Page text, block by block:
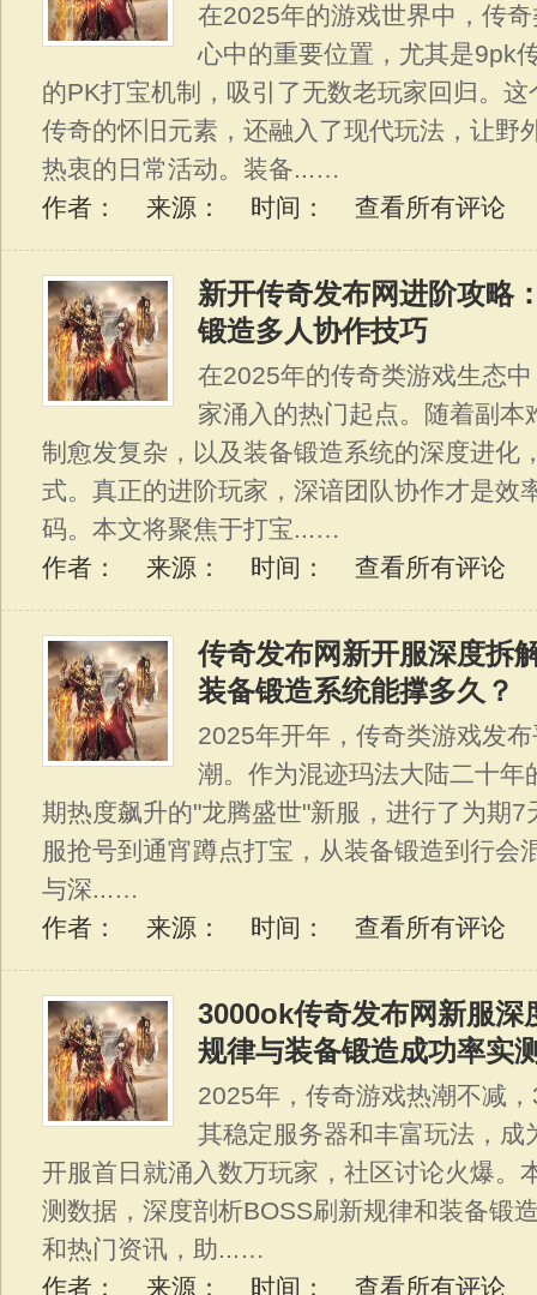
在2025年的游戏世界中，传
心中的重要位置，尤其是9pk
的PK打宝机制，吸引了无数老玩家回归。
传奇的怀旧元素，还融入了现代玩法，让野
热衷的日常活动。装备...…
作者： 来源： 时间： 查看所有评论
新开传奇发布网进阶攻略
锻造多人协作技巧
在2025年的传奇类游戏生态
家涌入的热门起点。随着副
制愈发复杂，以及装备锻造系统的深度进化
式。真正的进阶玩家，深谙团队协作才是效
码。本文将聚焦于打宝...…
作者： 来源： 时间： 查看所有评论
传奇发布网新开服深度拆
装备锻造系统能撑多久？
2025年开年，传奇类游戏发
潮。作为混迹玛法大陆二十年
期热度飙升的"龙腾盛世"新服，进行了为期
服抢号到通宵蹲点打宝，从装备锻造到行会
与深...…
作者： 来源： 时间： 查看所有评论
3000ok传奇发布网新服深
规律与装备锻造成功率实
2025年，传奇游戏热潮不减
其稳定服务器和丰富玩法，成
开服首日就涌入数万玩家，社区讨论火爆。
测数据，深度剖析BOSS刷新规律和装备锻
和热门资讯，助...…
作者： 来源： 时间： 查看所有评论